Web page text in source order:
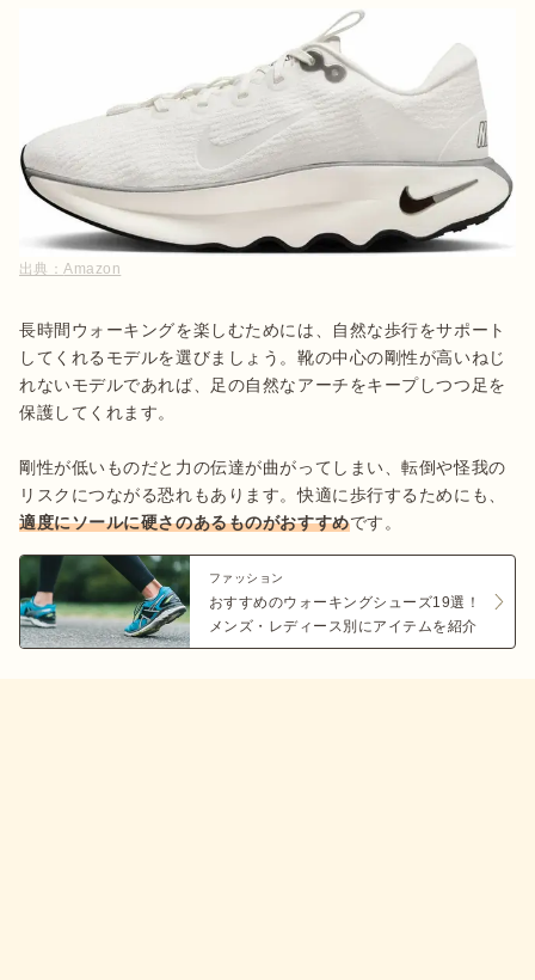
出典：Amazon
長時間ウォーキングを楽しむためには、自然な歩行をサポート
してくれるモデルを選びましょう。靴の中心の剛性が高いねじ
れないモデルであれば、足の自然なアーチをキープしつつ足を
保護してくれます。
剛性が低いものだと力の伝達が曲がってしまい、転倒や怪我の
リスクにつながる恐れもあります。快適に歩行するためにも、
適度にソールに硬さのあるものがおすすめです。
ファッション
おすすめのウォーキングシューズ19選！
メンズ・レディース別にアイテムを紹介